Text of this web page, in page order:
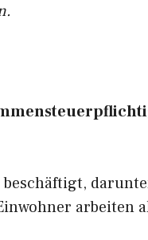
beschäftigt,
arbeiten